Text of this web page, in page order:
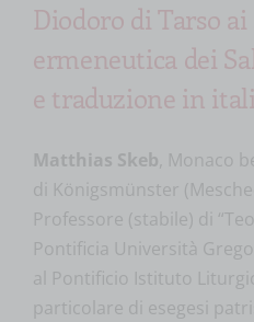
Diodoro di Tarso
ermeneutica dei
e traduzione in
Matthias Skeb , Monaco
di Königsmünster
Professore (stabile) di
Pontificia Università
al Pontificio Istituto
particolare di esegesi